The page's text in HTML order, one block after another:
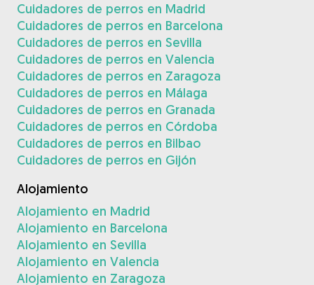
Cuidadores de perros en Madrid
Cuidadores de perros en Barcelona
Cuidadores de perros en Sevilla
Cuidadores de perros en Valencia
Cuidadores de perros en Zaragoza
Cuidadores de perros en Málaga
Cuidadores de perros en Granada
Cuidadores de perros en Córdoba
Cuidadores de perros en Bilbao
Cuidadores de perros en Gijón
Alojamiento
Alojamiento en Madrid
Alojamiento en Barcelona
Alojamiento en Sevilla
Alojamiento en Valencia
Alojamiento en Zaragoza